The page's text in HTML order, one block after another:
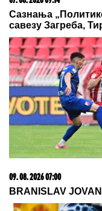
Crvena zvezda -
crveni karton za